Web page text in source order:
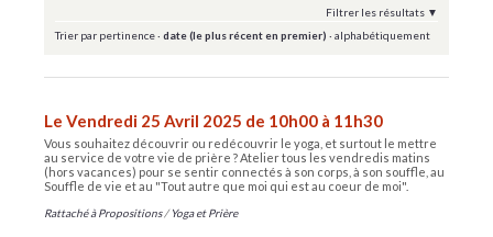
Filtrer les résultats
Trier par pertinence· date (le plus récent en premier) · alphabétiquement
Le Vendredi 25 Avril 2025 de 10h00 à 11h30
Vous souhaitez découvrir ou redécouvrir le yoga, et surtout le mettre
au service de votre vie de prière ? Atelier tous les vendredis matins
(hors vacances) pour se sentir connectés à son corps, à son souffle, au
Souffle de vie et au "Tout autre que moi qui est au coeur de moi".
Rattaché à Propositions /Yoga et Prière